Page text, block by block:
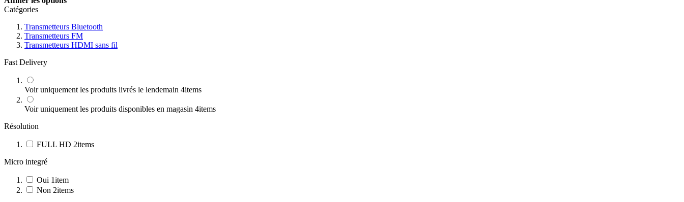
Catégories
Transmetteurs Bluetooth
Transmetteurs FM
Transmetteurs HDMI sans fil
Fast Delivery
Voir uniquement les produits livrés le lendemain 4items
Voir uniquement les produits disponibles en magasin 4items
Résolution
FULL HD 2items
Micro integré
Oui 1item
Non 2items